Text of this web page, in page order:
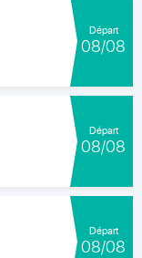
Départ
08/08
Départ
08/08
Départ
08/08